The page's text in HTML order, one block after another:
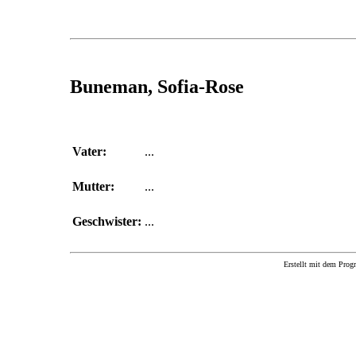
Buneman, Sofia-Rose
Vater: ...
Mutter: ...
Geschwister: ...
Erstellt mit dem